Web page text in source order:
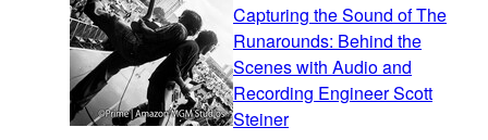
Capturing the Sound of The
Runarounds: Behind the
Scenes with Audio and
Recording Engineer Scott
Steiner